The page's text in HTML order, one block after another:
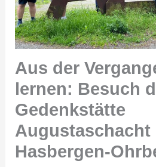
Aus der
lernen: Besuch
Gedenkstätte
Augustaschacht
Hasbergen-